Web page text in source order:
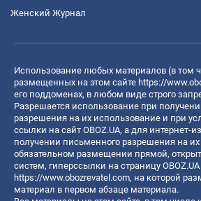
Женский Журнал
Использование любых материалов (в том
размещенных на этом сайте https://
его поддоменах, в любом виде строго
Разрешается использование при
разрешения на их использование и при
ссылки на сайт OBOZ.UA, а для интернет-
получении письменного разрешения на
обязательном размещении прямой,
систем, гиперссылки на страницу
https://www.obozrevatel.com, на которой
материал в первом абзаце материала.